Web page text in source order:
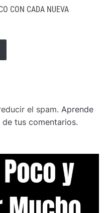
CON CADA NUEVA
el spam. Aprende
tus comentarios.